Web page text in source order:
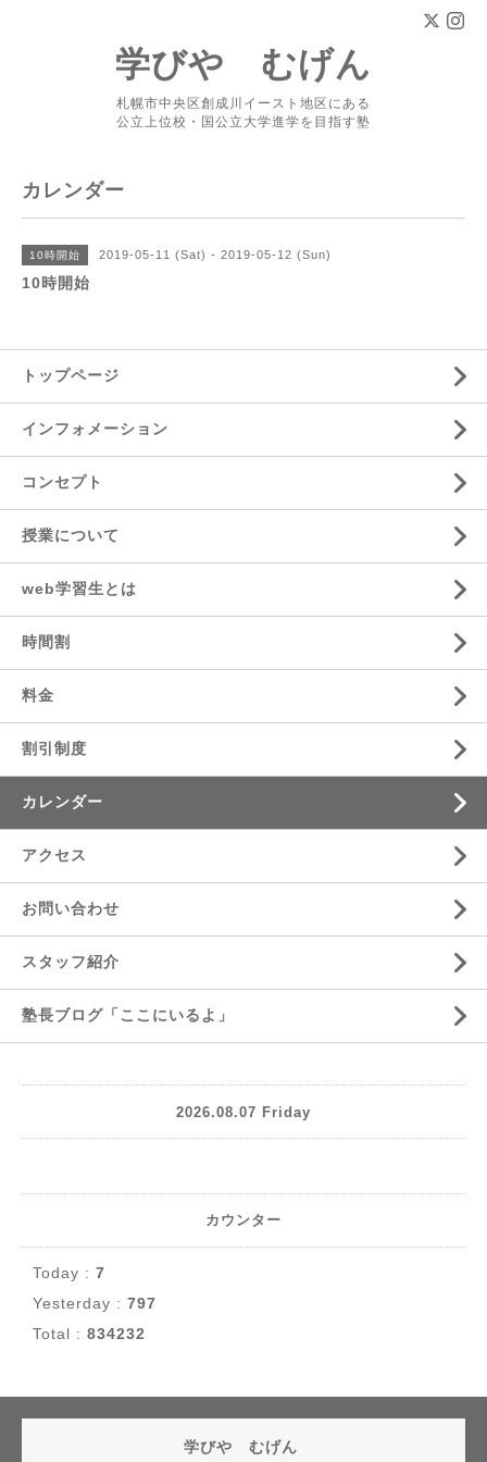
学びや むげん
札幌市中央区創成川イースト地区にある
公立上位校・国公立大学進学を目指す塾
カレンダー
10時開始 2019-05-11 (Sat) - 2019-05-12 (Sun)
10時開始
トップページ
インフォメーション
コンセプト
授業について
web学習生とは
時間割
料金
割引制度
カレンダー
アクセス
お問い合わせ
スタッフ紹介
塾長ブログ「ここにいるよ」
2026.08.07 Friday
カウンター
Today : 7
Yesterday : 797
Total : 834232
学びや むげん